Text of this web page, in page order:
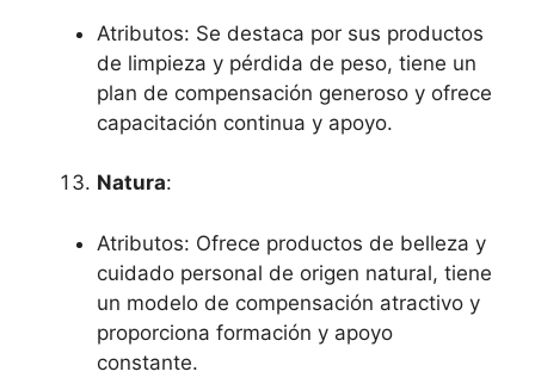
Atributos: Se destaca por sus productos
de limpieza y pérdida de peso, tiene un
plan de compensación generoso y ofrece
capacitación continua y apoyo.
Natura:
Atributos: Ofrece productos de belleza y
cuidado personal de origen natural, tiene
un modelo de compensación atractivo y
proporciona formación y apoyo
constante.